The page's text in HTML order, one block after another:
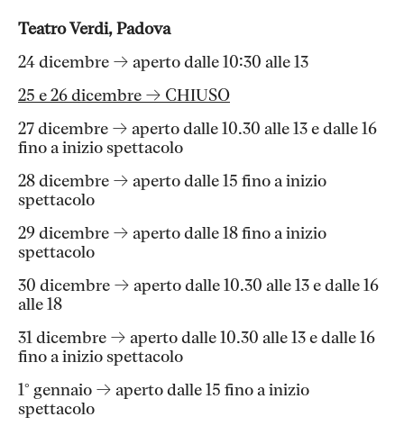
Teatro Verdi, Padova
24 dicembre → aperto dalle 10:30 alle 13
25 e 26 dicembre → CHIUSO
27 dicembre → aperto dalle 10.30 alle 13 e dalle 16
fino a inizio spettacolo
28 dicembre → aperto dalle 15 fino a inizio
spettacolo
29 dicembre → aperto dalle 18 fino a inizio
spettacolo
30 dicembre → aperto dalle 10.30 alle 13 e dalle 16
alle 18
31 dicembre → aperto dalle 10.30 alle 13 e dalle 16
fino a inizio spettacolo
1° gennaio → aperto dalle 15 fino a inizio
spettacolo